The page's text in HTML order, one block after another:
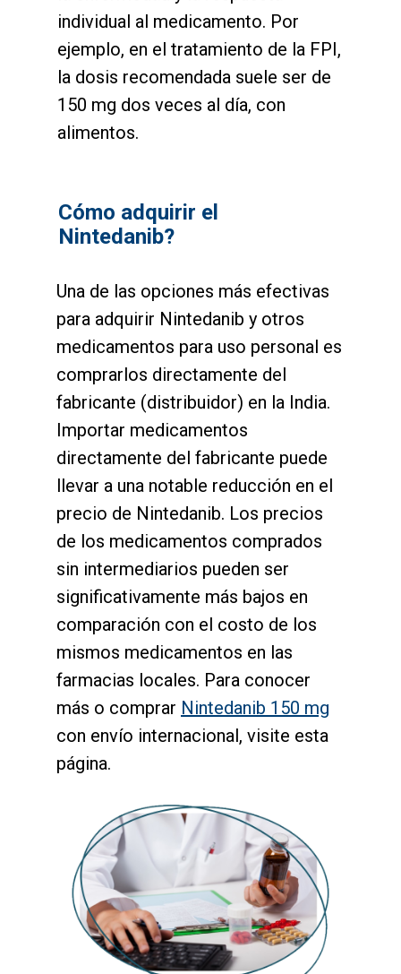
individual al medicamento. Por
ejemplo, en el tratamiento de la FPI,
la dosis recomendada suele ser de
150 mg dos veces al día, con
alimentos.
Cómo adquirir el
Nintedanib?
Una de las opciones más efectivas
para adquirir Nintedanib y otros
medicamentos para uso personal es
comprarlos directamente del
fabricante (distribuidor) en la India.
Importar medicamentos
directamente del fabricante puede
llevar a una notable reducción en el
precio de Nintedanib. Los precios
de los medicamentos comprados
sin intermediarios pueden ser
significativamente más bajos en
comparación con el costo de los
mismos medicamentos en las
farmacias locales. Para conocer
más o comprar Nintedanib 150 mg
con envío internacional, visite esta
página.